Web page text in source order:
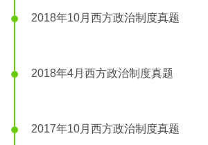
2018年10月西方政治制度真题
2018年4月西方政治制度真题
2017年10月西方政治制度真题